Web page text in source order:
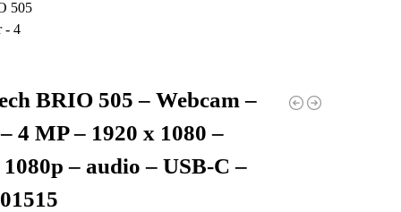
BRIO 505 – Webcam –
4 MP – 1920 x 1080 –
1080p – audio – USB-C –